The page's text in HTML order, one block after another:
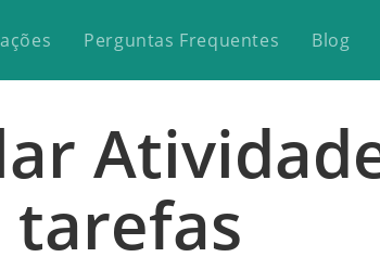
Perguntas Frequentes Blog
tarefas